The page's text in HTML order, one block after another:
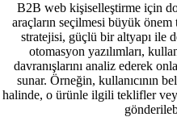
B2B web kişiselleştirme için
araçların seçilmesi büyük
stratejisi, güçlü bir altyapı ile
otomasyon yazılımları,
davranışlarını analiz ederek
sunar. Örneğin, kullanıcının
halinde, o ürünle ilgili teklifler